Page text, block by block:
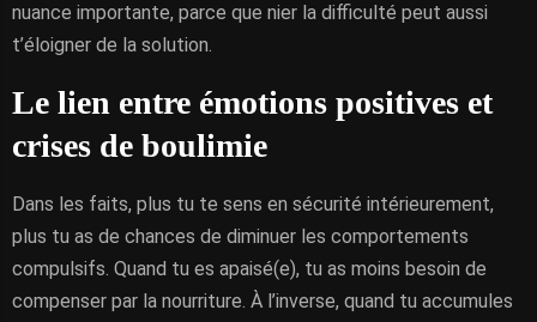
nuance importante, parce que nier la difficulté peut aussi
t’éloigner de la solution.
Le lien entre émotions positives et
crises de boulimie
Dans les faits, plus tu te sens en sécurité intérieurement,
plus tu as de chances de diminuer les comportements
compulsifs. Quand tu es apaisé(e), tu as moins besoin de
compenser par la nourriture. À l’inverse, quand tu accumules